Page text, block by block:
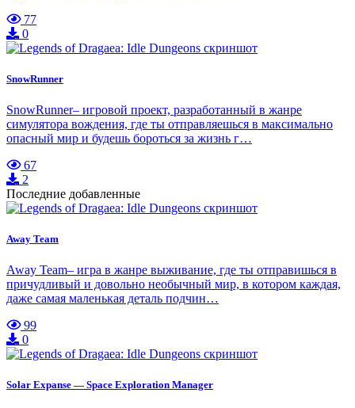
77
0
SnowRunner
SnowRunner– игровой проект, разработанный в жанре
симулятора вождения, где ты отправляешься в максимально
опасный мир и будешь бороться за жизнь г…
67
2
Последние добавленные
Away Team
Away Team– игра в жанре выживание, где ты отправишься в
причудливый и довольно необычный мир, в котором каждая,
даже самая маленькая деталь подчин…
99
0
Solar Expanse — Space Exploration Manager